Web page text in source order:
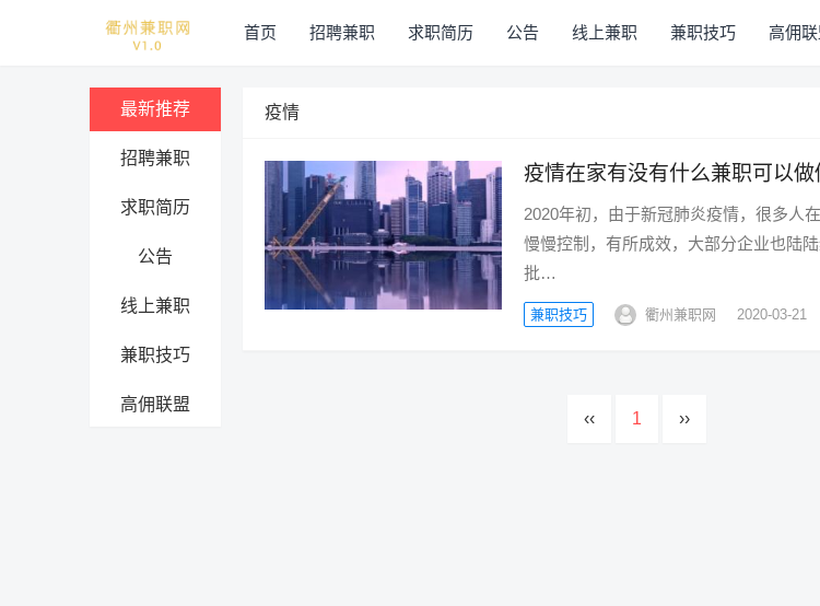
首页 招聘兼职 求职简历 公告 线上兼职 兼职技巧 高佣
最新推荐
招聘兼职
求职简历
公告
线上兼职
兼职技巧
高佣联盟
疫情
疫情在家有没有什么兼职可以做
2020年初，由于新冠肺炎疫情，很多人
慢慢控制，有所成效，大部分企业也陆
批…
兼职技巧 衢州兼职网 2020-03-21
‹‹ 1 ››